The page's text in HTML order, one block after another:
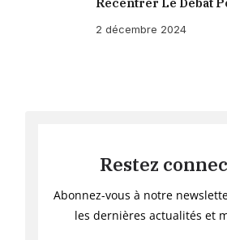
2 décembre 2024
Restez
Abonnez-vous à notre
les dernières actualités et